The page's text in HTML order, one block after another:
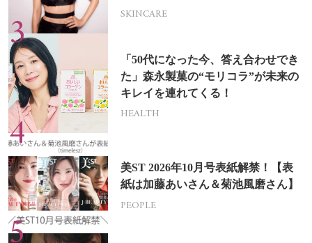
SKINCARE
「50代になった今、答え合わせでき
た」森永製菓の“モリコラ”が未来の
キレイを連れてくる！
HEALTH
美ST 2026年10月号表紙解禁！【表
紙は加藤あいさん＆菊池風磨さん】
PEOPLE